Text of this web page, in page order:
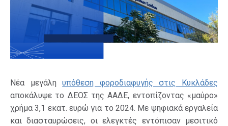
Νέα μεγάληυπόθεση φοροδιαφυγής στις Κυκλάδες
αποκάλυψε το ΔΕΟΣ της ΑΑΔΕ, εντοπίζοντας «μαύρο»
χρήμα 3,1 εκατ. ευρώ για το 2024. Με ψηφιακά εργαλεία
και διασταυρώσεις, οι ελεγκτές εντόπισαν μεσιτικό